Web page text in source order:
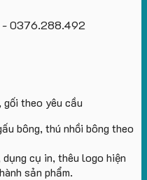
- 0376.288.492
bông, thú nhồi bông theo
cụ in, thêu logo hiện
sản phẩm.